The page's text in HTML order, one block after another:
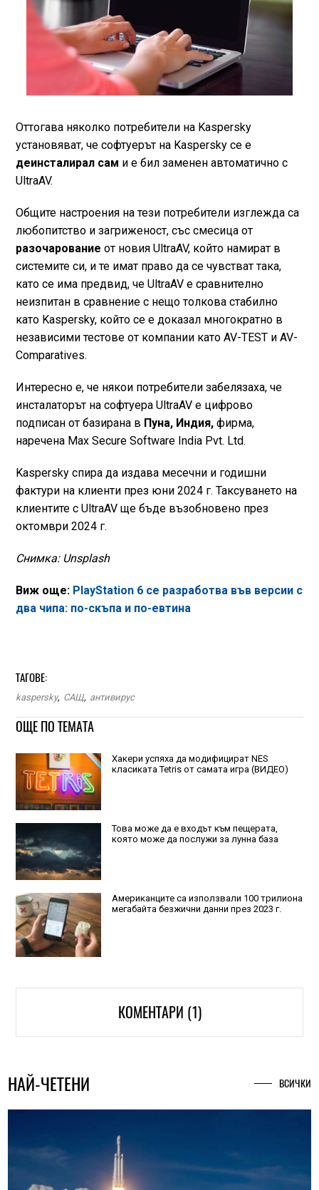
Оттогава няколко потребители на Kaspersky
установяват, че софтуерът на Kaspersky се е
деинсталирал сам и е бил заменен автоматично с
UltraAV.
Общите настроения на тези потребители изглежда са
любопитство и загриженост, със смесица от
разочарование от новия UltraAV, който намират в
системите си, и те имат право да се чувстват така,
като се има предвид, че UltraAV е сравнително
неизпитан в сравнение с нещо толкова стабилно
като Kaspersky, който се е доказал многократно в
независими тестове от компании като AV-TEST и AV-
Comparatives.
Интересно е, че някои потребители забелязаха, че
инсталаторът на софтуера UltraAV е цифрово
подписан от базирана в Пуна, Индия,фирма,
наречена Max Secure Software India Pvt. Ltd.
Kaspersky спира да издава месечни и годишни
фактури на клиенти през юни 2024 г. Таксуването на
клиентите с UltraAV ще бъде възобновено през
октомври 2024 г.
Снимка: Unsplash
Виж още: PlayStation 6 се разработва във версии с
два чипа: по-скъпа и по-евтина
ТАГОВЕ:
kaspersky, САЩ, антивирус
ОЩЕ ПО ТЕМАТА
Хакери успяха да модифицират NES
класиката Tetris от самата игра (ВИДЕО)
Това може да е входът към пещерата,
която може да послужи за лунна база
Американците са използвали 100 трилиона
мегабайта безжични данни през 2023 г.
КОМЕНТАРИ (1)
НАЙ-ЧЕТЕНИ ВСИЧКИ